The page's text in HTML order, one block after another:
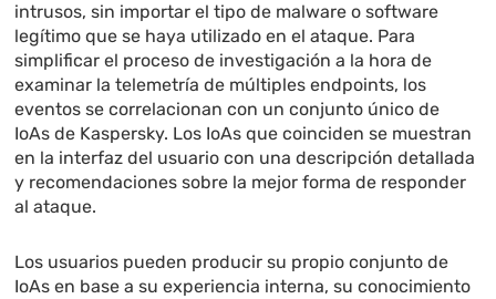
intrusos, sin importar el tipo de malware o software
legítimo que se haya utilizado en el ataque. Para
simplificar el proceso de investigación a la hora de
examinar la telemetría de múltiples endpoints, los
eventos se correlacionan con un conjunto único de
IoAs de Kaspersky. Los IoAs que coinciden se muestran
en la interfaz del usuario con una descripción detallada
y recomendaciones sobre la mejor forma de responder
al ataque.
Los usuarios pueden producir su propio conjunto de
IoAs en base a su experiencia interna, su conocimiento